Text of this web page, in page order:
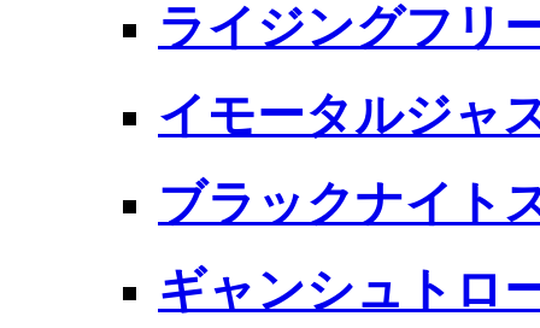
ライジングフリ
イモータルジャ
ブラックナイト
ギャンシュトロ